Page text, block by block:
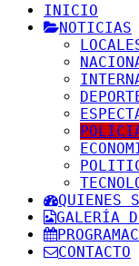
INICIO
NOTICIAS
QUIENES
GALERÍA
CONTACTO